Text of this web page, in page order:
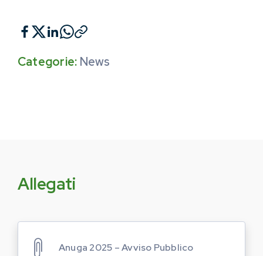
Categorie: News
Allegati
Anuga 2025 – Avviso Pubblico